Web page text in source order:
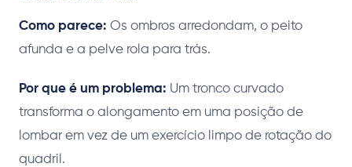
Como parece: Os ombros arredondam, o peito
afunda e a pelve rola para trás.
Por que é um problema: Um tronco curvado
transforma o alongamento em uma posição de
lombar em vez de um exercício limpo de rotação do
quadril.